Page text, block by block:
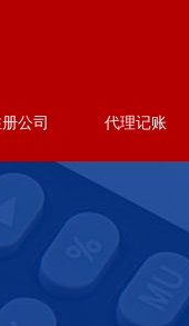
公司 代理记账